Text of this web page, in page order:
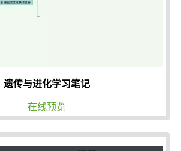
遗传与进化学习笔记
在线预览